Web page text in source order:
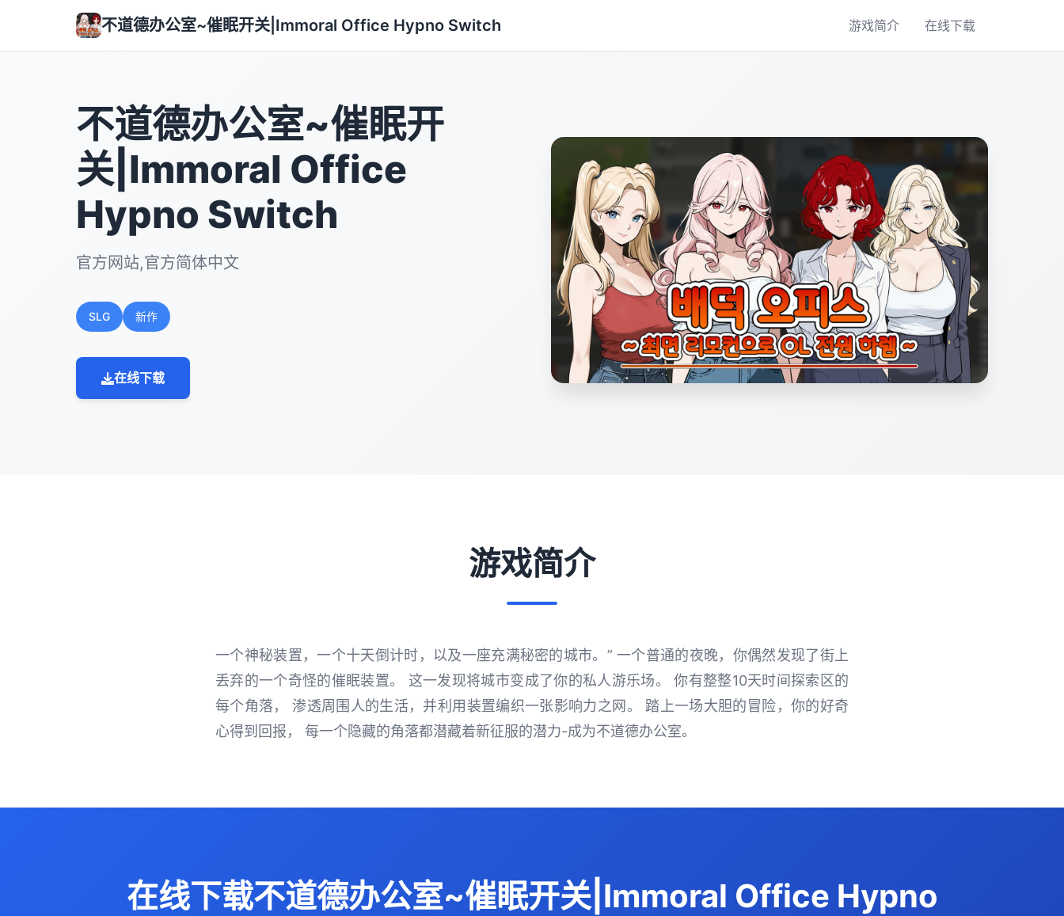
不道德办公室~催眠开关|Immoral Office Hypno Switch 游戏简介 在线下载
不道德办公室~催眠开
关|Immoral Office
Hypno Switch
官方网站,官方简体中文
SLG 新作
在线下载
游戏简介
一个神秘装置，一个十天倒计时，以及一座充满秘密的城市。” 一个普通的夜晚，你偶然发现了街上
丢弃的一个奇怪的催眠装置。 这一发现将城市变成了你的私人游乐场。 你有整整10天时间探索区的
每个角落， 渗透周围人的生活，并利用装置编织一张影响力之网。 踏上一场大胆的冒险，你的好奇
心得到回报， 每一个隐藏的角落都潜藏着新征服的潜力-成为不道德办公室。
在线下载不道德办公室~催眠开关|Immoral Office Hypno